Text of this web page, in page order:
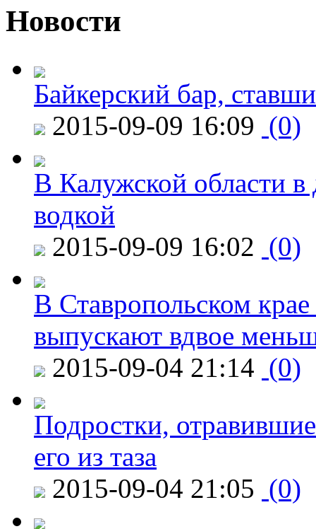
Новости
Байкерский бар,
2015-09-09 16:09 (0)
В Калужской области в
водкой
2015-09-09 16:02 (0)
В Ставропольском
выпускают вдвое
2015-09-04 21:14 (0)
Подростки,
его из таза
2015-09-04 21:05 (0)